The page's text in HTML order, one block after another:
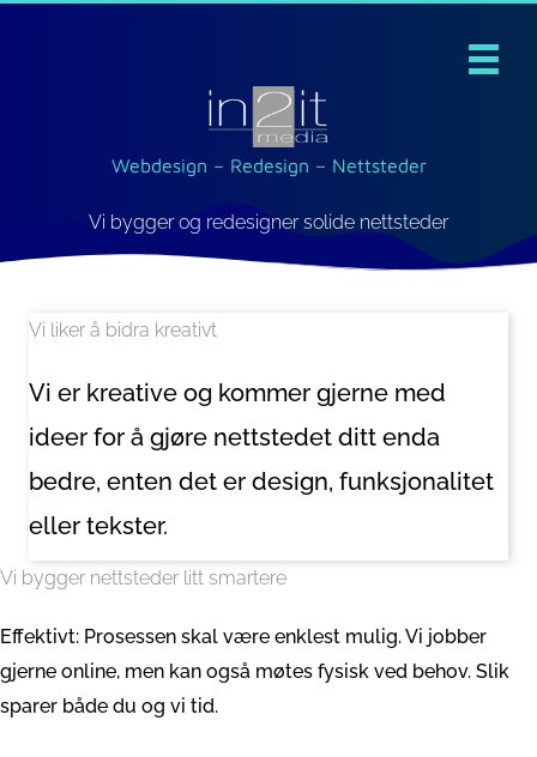
Webdesign – Redesign – Nettsteder
Vi bygger og redesigner solide nettsteder
Vi bygger nettsteder litt smartere
Effektivt: Prosessen skal være enklest mulig. Vi jobber
gjerne online, men kan også møtes fysisk ved behov. Slik
sparer både du og vi tid.
Vi liker å bidra kreativt
Vi er kreative og kommer gjerne med
ideer for å gjøre nettstedet ditt enda
bedre, enten det er design, funksjonalitet
eller tekster.